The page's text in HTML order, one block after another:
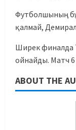
Футболшының
қалмай,
Ширек финалда
ойнайды. Матч 6
ABOUT THE